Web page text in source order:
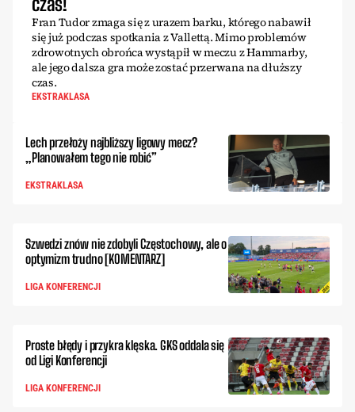
Fran Tudor zmaga się z urazem barku, którego nabawił
się już podczas spotkania z Vallettą. Mimo problemów
zdrowotnych obrońca wystąpił w meczu z Hammarby,
ale jego dalsza gra może zostać przerwana na dłuższy
czas.
EKSTRAKLASA
Lech przełoży najbliższy ligowy mecz?
„Planowałem tego nie robić”
EKSTRAKLASA
Szwedzi znów nie zdobyli Częstochowy, ale o
optymizm trudno [KOMENTARZ]
LIGA KONFERENCJI
Proste błędy i przykra klęska. GKS oddala się
od Ligi Konferencji
LIGA KONFERENCJI